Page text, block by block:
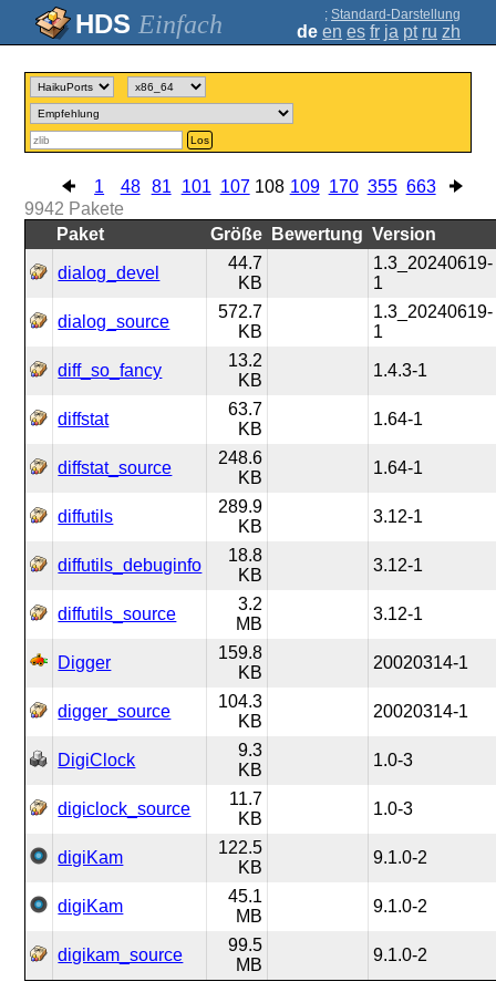
Einfach ; Standard-Darstellung
de en es fr ja pt ru zh
Los
1 48 81 101 107 108 109 170 355 663
9942 Pakete
Paket
Größe Bewertung Version
dialog_devel
44.7
KB
1.3_20240619-
1
dialog_source
572.7
KB
1.3_20240619-
1
diff_so_fancy
13.2
KB
1.4.3-1
diffstat
63.7
KB
1.64-1
diffstat_source
248.6
KB
1.64-1
diffutils
289.9
KB
3.12-1
diffutils_debuginfo
18.8
KB
3.12-1
diffutils_source
3.2
MB
3.12-1
Digger
159.8
KB
20020314-1
digger_source
104.3
KB
20020314-1
DigiClock
9.3
KB
1.0-3
digiclock_source
11.7
KB
1.0-3
digiKam
122.5
KB
9.1.0-2
digiKam
45.1
MB
9.1.0-2
digikam_source
99.5
MB
9.1.0-2